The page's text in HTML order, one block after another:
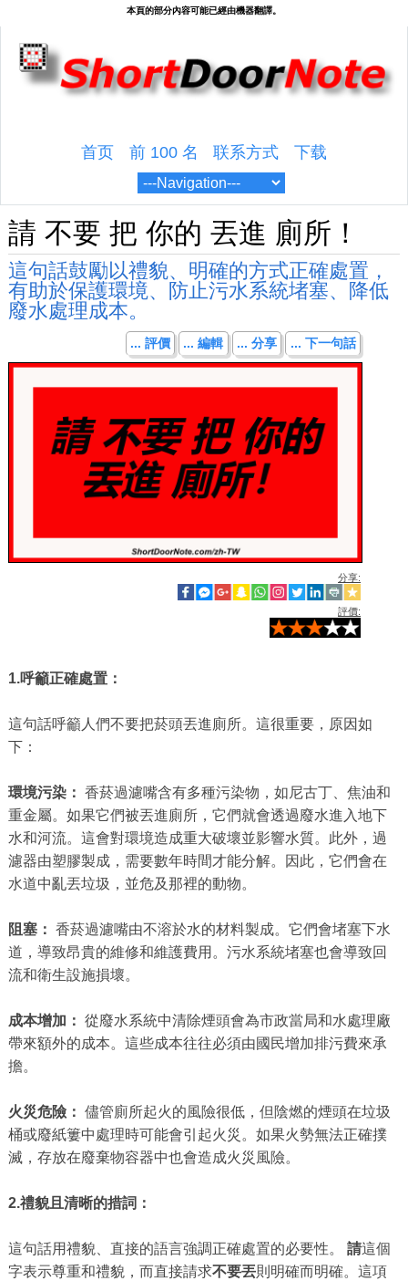
首页 前 100 名 联系方式 下载
請 不要 把 你的 丟進 廁所！
這句話鼓勵以禮貌、明確的方式正確處置，
有助於保護環境、防止污水系統堵塞、降低
廢水處理成本。
... 評價 ... 編輯 ... 分享 ... 下一句話
分享:
評價:
1.呼籲正確處置：
這句話呼籲人們不要把菸頭丟進廁所。這很重要，原因如
下：
環境污染： 香菸過濾嘴含有多種污染物，如尼古丁、焦油和
重金屬。如果它們被丟進廁所，它們就會透過廢水進入地下
水和河流。這會對環境造成重大破壞並影響水質。此外，過
濾器由塑膠製成，需要數年時間才能分解。因此，它們會在
水道中亂丟垃圾，並危及那裡的動物。
阻塞： 香菸過濾嘴由不溶於水的材料製成。它們會堵塞下水
道，導致昂貴的維修和維護費用。污水系統堵塞也會導致回
流和衛生設施損壞。
成本增加： 從廢水系統中清除煙頭會為市政當局和水處理廠
帶來額外的成本。這些成本往往必須由國民增加排污費來承
擔。
火災危險： 儘管廁所起火的風險很低，但陰燃的煙頭在垃圾
桶或廢紙簍中處理時可能會引起火災。如果火勢無法正確撲
滅，存放在廢棄物容器中也會造成火災風險。
2.禮貌且清晰的措詞：
這句話用禮貌、直接的語言強調正確處置的必要性。 請這個
字表示尊重和禮貌，而直接請求不要丟則明確而明確。這項